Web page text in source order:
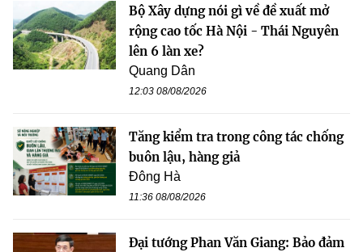
Bộ Xây dựng nói gì về đề xuất mở
rộng cao tốc Hà Nội - Thái Nguyên
lên 6 làn xe?
Quang Dân
12:03 08/08/2026
Tăng kiểm tra trong công tác chống
buôn lậu, hàng giả
Đông Hà
11:36 08/08/2026
Đại tướng Phan Văn Giang: Bảo đảm